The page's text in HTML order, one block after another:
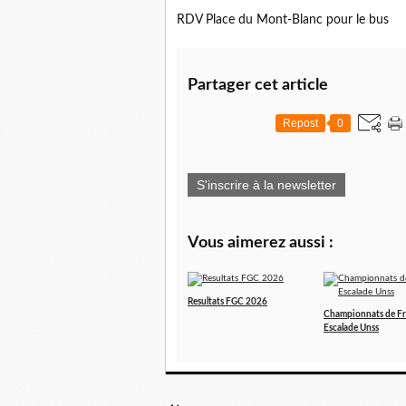
RDV Place du Mont-Blanc pour le bus
Partager cet article
Repost 0
S'inscrire à la newsletter
Vous aimerez aussi :
Resultats FGC 2026
Championnats de
Escalade Unss